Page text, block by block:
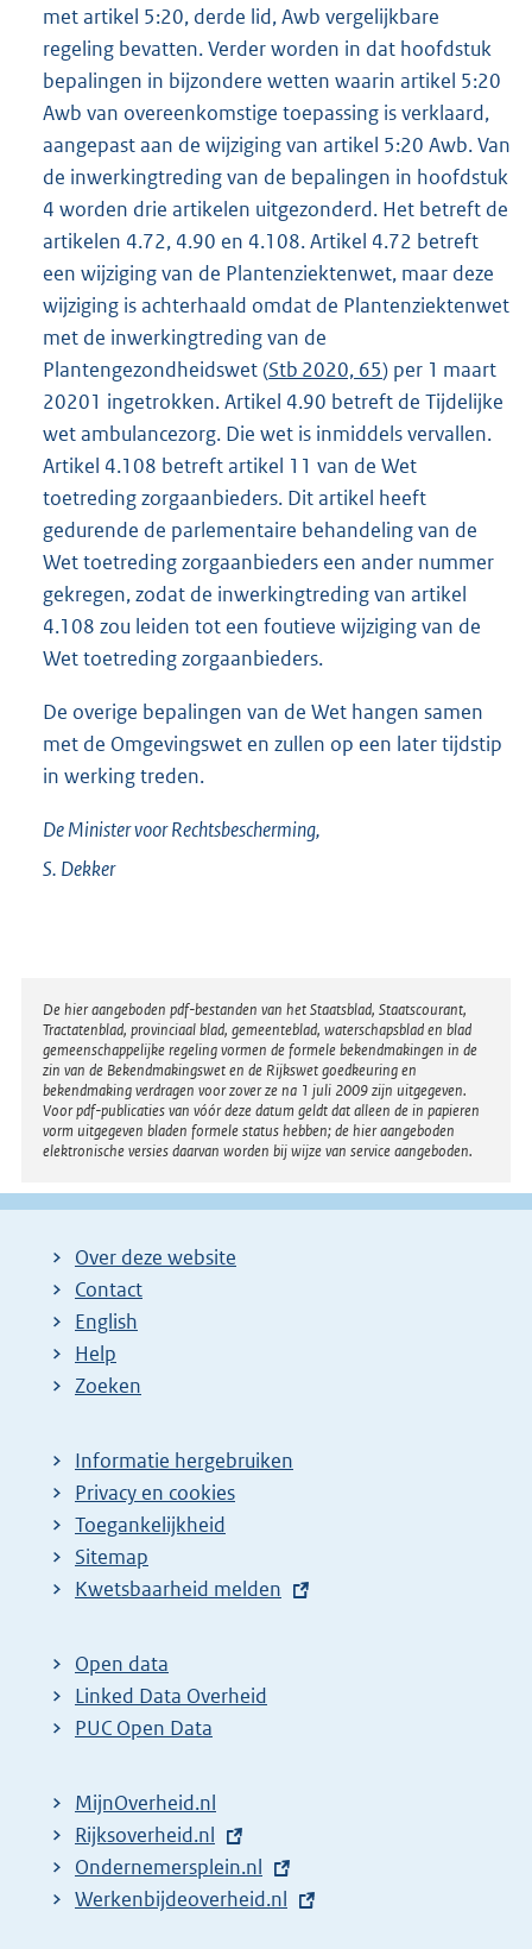
met artikel 5:20, derde lid, Awb vergelijkbare
regeling bevatten. Verder worden in dat hoofdstuk
bepalingen in bijzondere wetten waarin artikel 5:20
Awb van overeenkomstige toepassing is verklaard,
aangepast aan de wijziging van artikel 5:20 Awb. Van
de inwerkingtreding van de bepalingen in hoofdstuk
4 worden drie artikelen uitgezonderd. Het betreft de
artikelen 4.72, 4.90 en 4.108. Artikel 4.72 betreft
een wijziging van de Plantenziektenwet, maar deze
wijziging is achterhaald omdat de Plantenziektenwet
met de inwerkingtreding van de
Plantengezondheidswet (Stb 2020, 65) per 1 maart
20201 ingetrokken. Artikel 4.90 betreft de Tijdelijke
wet ambulancezorg. Die wet is inmiddels vervallen.
Artikel 4.108 betreft artikel 11 van de Wet
toetreding zorgaanbieders. Dit artikel heeft
gedurende de parlementaire behandeling van de
Wet toetreding zorgaanbieders een ander nummer
gekregen, zodat de inwerkingtreding van artikel
4.108 zou leiden tot een foutieve wijziging van de
Wet toetreding zorgaanbieders.
De overige bepalingen van de Wet hangen samen
met de Omgevingswet en zullen op een later tijdstip
in werking treden.
De Minister voor Rechtsbescherming,
S. Dekker
Disclaimer
De hier aangeboden pdf-bestanden van het Staatsblad, Staatscourant,
Tractatenblad, provinciaal blad, gemeenteblad, waterschapsblad en blad
gemeenschappelijke regeling vormen de formele bekendmakingen in de
zin van de Bekendmakingswet en de Rijkswet goedkeuring en
bekendmaking verdragen voor zover ze na 1 juli 2009 zijn uitgegeven.
Voor pdf-publicaties van vóór deze datum geldt dat alleen de in papieren
vorm uitgegeven bladen formele status hebben; de hier aangeboden
elektronische versies daarvan worden bij wijze van service aangeboden.
Over deze website
Contact
English
Help
Zoeken
Informatie hergebruiken
Privacy en cookies
Toegankelijkheid
Sitemap
E
t
e
r
l
i
n
k
Kwetsbaarheid melden
Open data
Linked Data Overheid
PUC Open Data
MijnOverheid.nl
E
x
t
Rijksoverheid.nl
E
x
Ondernemersplein.nl
E
Werkenbijdeoverheid.nl